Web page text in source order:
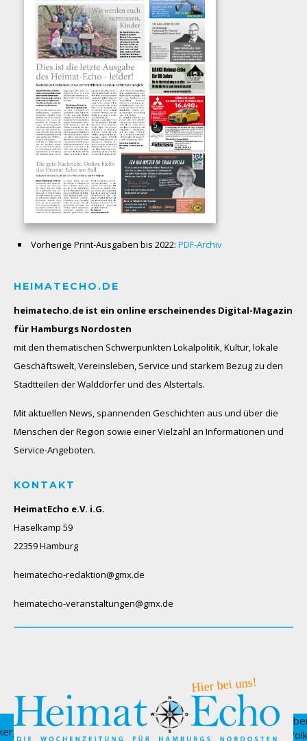
Vorherige Print-Ausgaben bis 2022: PDF-Archiv
HEIMATECHO.DE
heimatecho.de ist ein online erscheinendes Digital-Magazin
für Hamburgs Nordosten
mit den thematischen Schwerpunkten Lokalpolitik, Kultur, lokale
Geschäftswelt, Vereinsleben, Service und starkem Bezug zu den
Stadtteilen der Walddörfer und des Alstertals.
Mit aktuellen News, spannenden Geschichten aus und über die
Menschen der Region sowie einer Vielzahl an Informationen und
Service-Angeboten.
KONTAKT
HeimatEcho e.V. i.G.
Haselkamp 59
22359 Hamburg
heimatecho-redaktion@gmx.de
heimatecho-veranstaltungen@gmx.de